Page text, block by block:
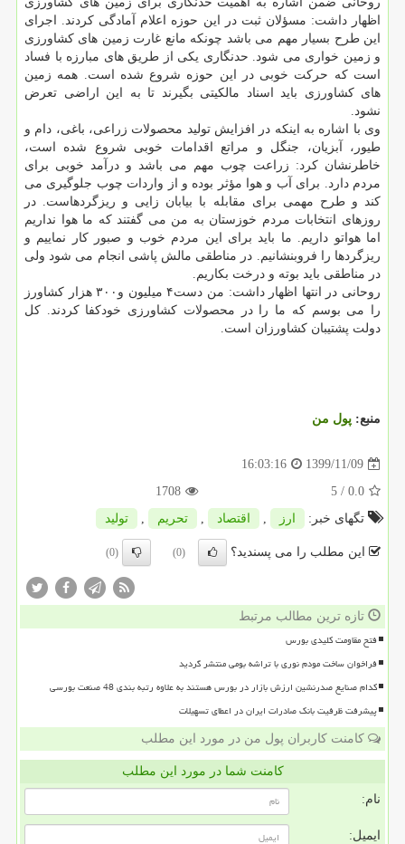
اظهار داشت: مسؤلان ثبت در این حوزه اعلام آمادگی کردند. اجرای
این طرح بسیار مهم می باشد چونکه مانع غارت زمین های کشاورزی
و زمین خواری می شود. حدنگاری یکی از طریق های مبارزه با فساد
است که حرکت خوبی در این حوزه شروع شده است. همه زمین
های کشاورزی باید اسناد مالکیتی بگیرند تا به این اراضی تعرض
نشود.
وی با اشاره به اینکه در افزایش تولید محصولات زراعی، باغی، دام و
طیور، آبزیان، جنگل و مراتع اقدامات خوبی شروع شده است،
خاطرنشان کرد: زراعت چوب مهم می باشد و درآمد خوبی برای
مردم دارد. برای آب و هوا مؤثر بوده و از واردات چوب جلوگیری می
کند و طرح مهمی برای مقابله با بیابان زایی و ریزگردهاست. در
روزهای انتخابات مردم خوزستان به من می گفتند که ما هوا نداریم
اما هواتو داریم. ما باید برای این مردم خوب و صبور کار نماییم و
ریزگردها را فروبنشانیم. در مناطقی مالش پاشی انجام می شود ولی
در مناطقی باید بوته و درخت بکاریم.
روحانی در انتها اظهار داشت: من دست۴ میلیون و۳۰۰ هزار کشاورز
را می بوسم که ما را در محصولات کشاورزی خودکفا کردند. کل
دولت پشتیبان کشاورزان است.
منبع: پول من
1399/11/09
16:03:16
0.0
/ 5
1708
تگهای خبر:
ارز , اقتصاد , تحریم , تولید
این مطلب را می پسندید؟ (0)
(0)
تازه ترین مطالب مرتبط
فتح مقاومت کلیدی بورس
فراخوان ساخت مودم نوری با تراشه بومی منتشر گردید
کدام صنایع صدرنشین ارزش بازار در بورس هستند به علاوه رتبه بندی 48 صنعت بورسی
پیشرفت ظرفیت بانک صادرات ایران در اعطای تسهیلات
کامنت کاربران پول من در مورد این مطلب
کامنت شما در مورد این مطلب
نام:
ایمیل: